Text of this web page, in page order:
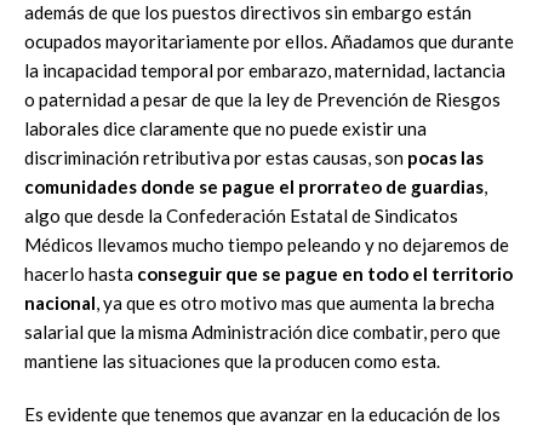
además de que los puestos directivos sin embargo están
ocupados mayoritariamente por ellos. Añadamos que durante
la incapacidad temporal por embarazo, maternidad, lactancia
o paternidad a pesar de que la ley de Prevención de Riesgos
laborales dice claramente que no puede existir una
discriminación retributiva por estas causas, son pocas las
comunidades donde se pague el prorrateo de guardias,
algo que desde la Confederación Estatal de Sindicatos
Médicos llevamos mucho tiempo peleando y no dejaremos de
hacerlo hasta conseguir que se pague en todo el territorio
nacional, ya que es otro motivo mas que aumenta la brecha
salarial que la misma Administración dice combatir, pero que
mantiene las situaciones que la producen como esta.
Es evidente que tenemos que avanzar en la educación de los